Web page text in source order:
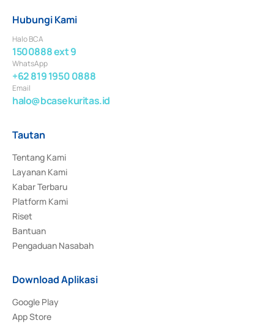
Hubungi Kami
Halo BCA
1500888 ext 9
WhatsApp
+62 819 1950 0888
Email
halo@bcasekuritas.id
Tautan
Tentang Kami
Layanan Kami
Kabar Terbaru
Platform Kami
Riset
Bantuan
Pengaduan Nasabah
Download Aplikasi
Google Play
App Store